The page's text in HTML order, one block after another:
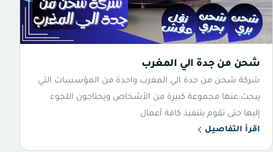
شحن من جدة الي المغرب
شركة شحن من جدة الي المغرب واحدة من المؤسسات التي
يبحث عنها مجموعة كبيرة من الأشخاص ويحتاجون اللجوء
إليها حتى تقوم بتنفيذ كافة أعمال
اقرأ التفاصيل